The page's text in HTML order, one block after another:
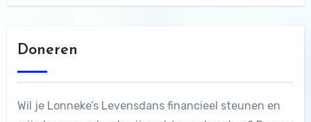
Doneren
Wil je Lonneke’s Levensdans financieel steunen en